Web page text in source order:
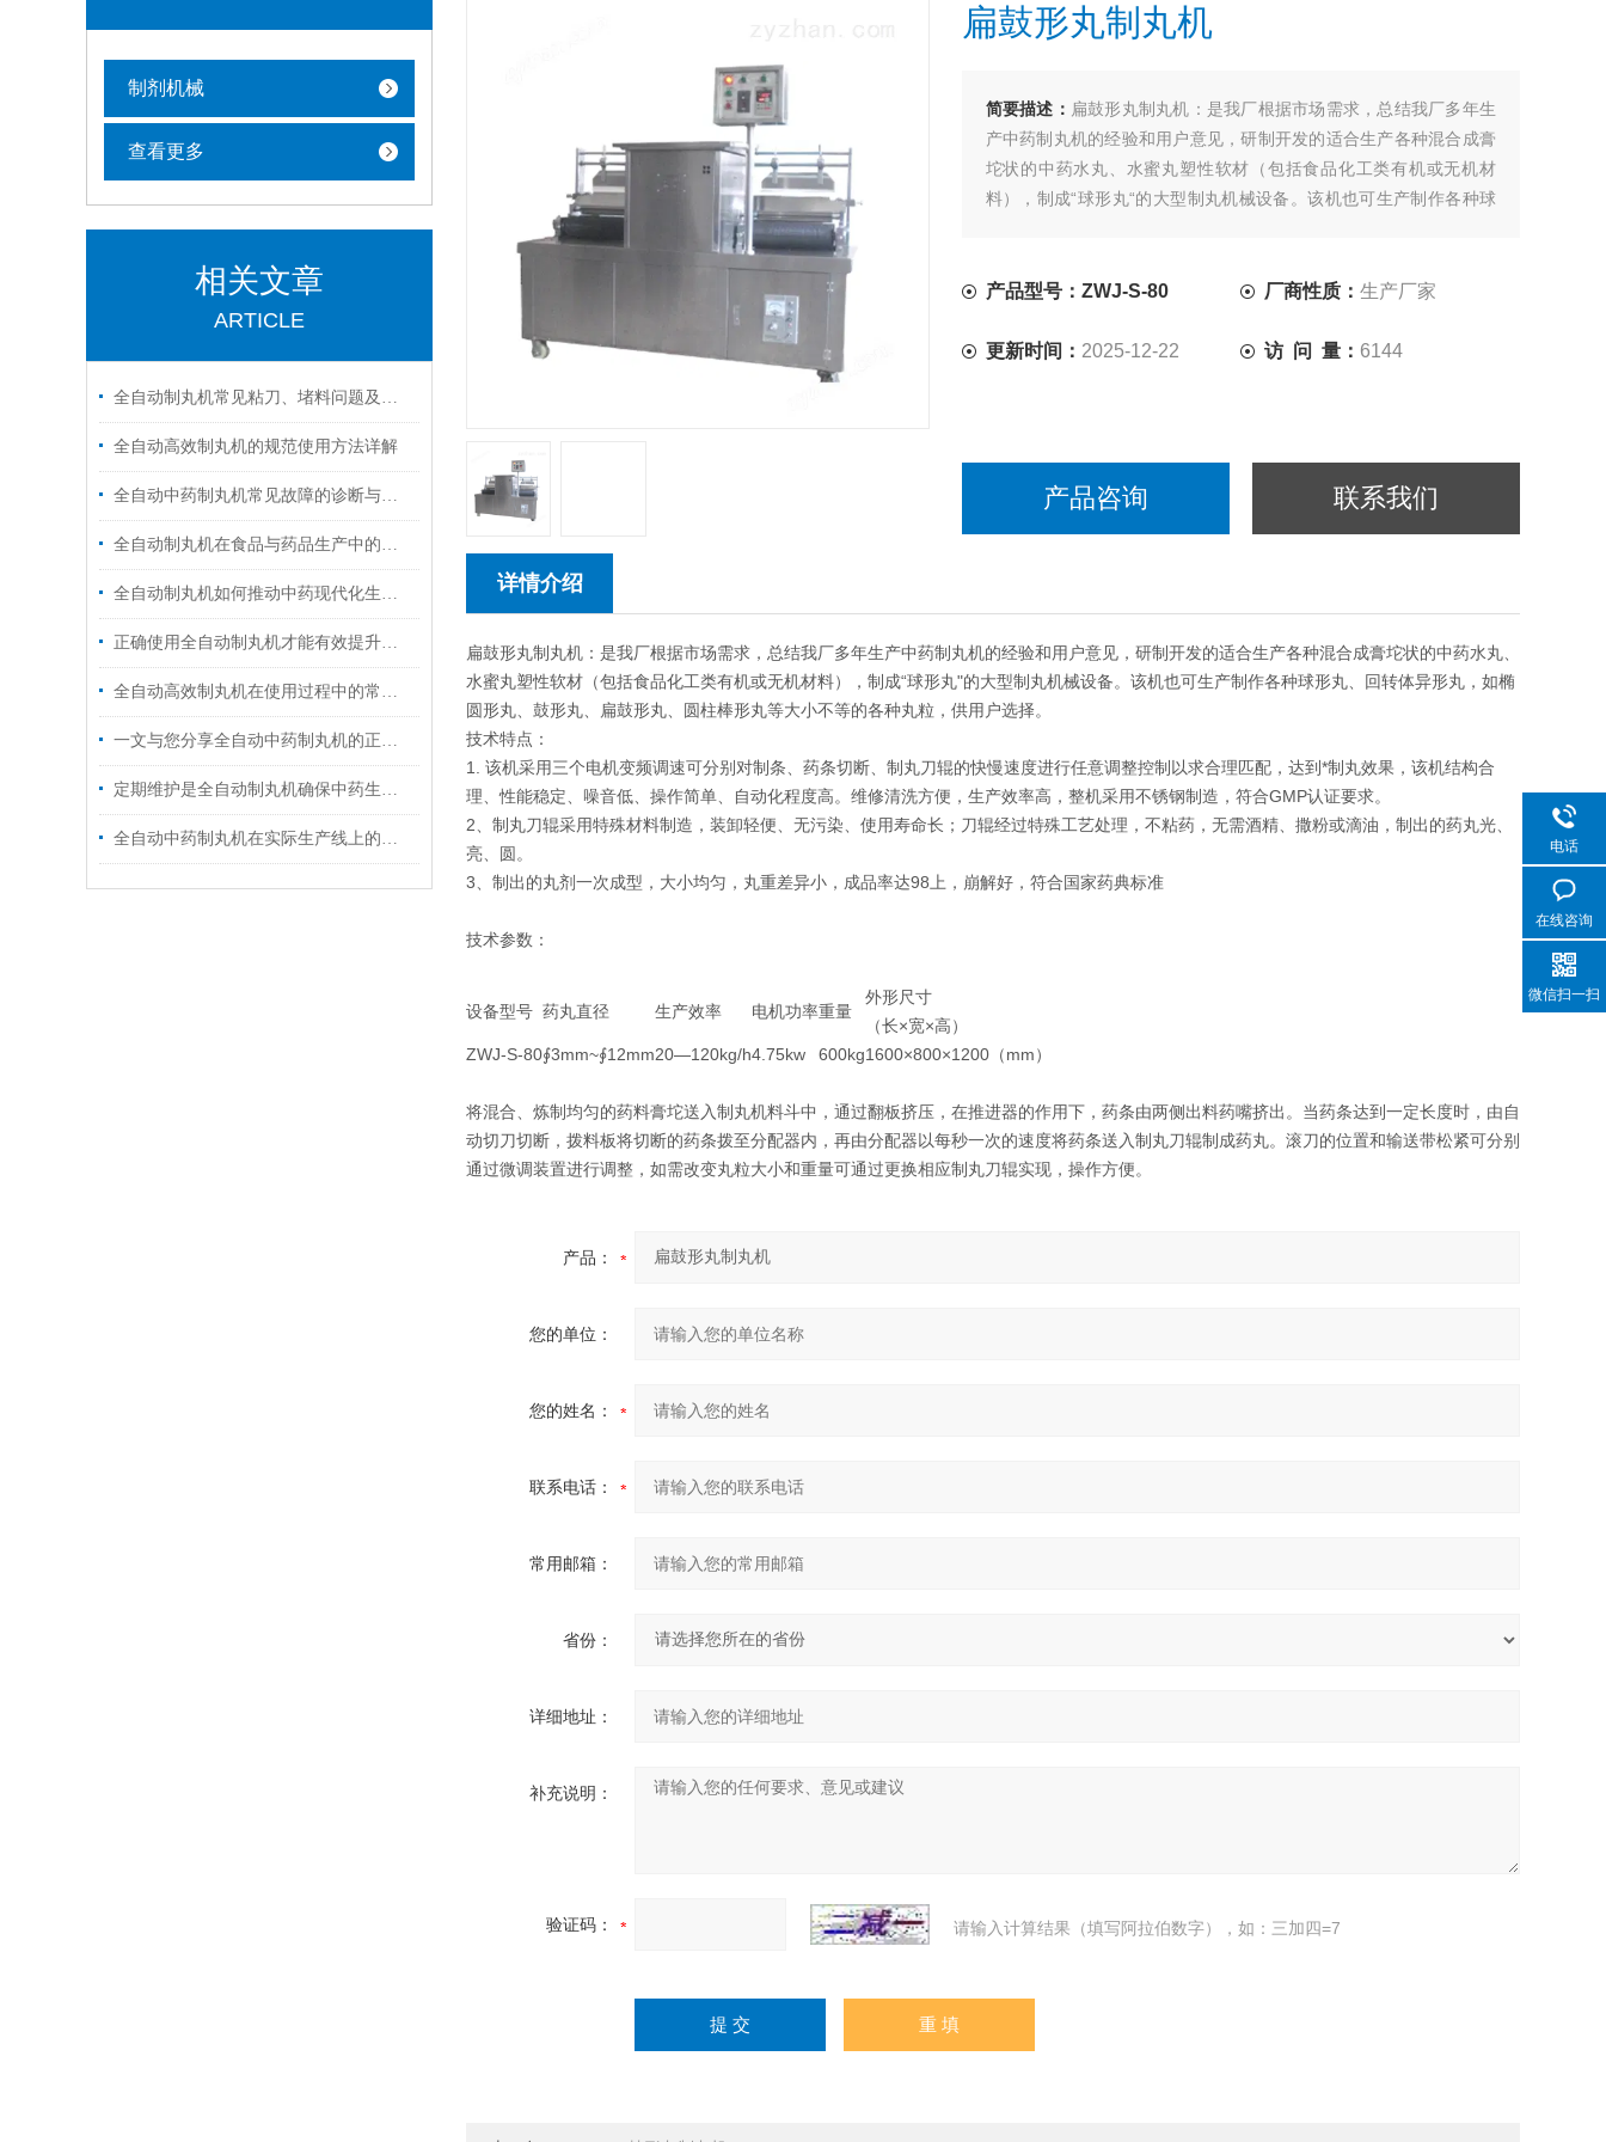
制剂机械
查看更多
相关文章
ARTICLE
全自动制丸机常见粘刀、堵料问题及快速解决方案
全自动高效制丸机的规范使用方法详解
全自动中药制丸机常见故障的诊断与解决方法分享
全自动制丸机在食品与药品生产中的跨界应用
全自动制丸机如何推动中药现代化生产？
正确使用全自动制丸机才能有效提升药品生产的质量
全自动高效制丸机在使用过程中的常见问题相应解决方法分享
一文与您分享全自动中药制丸机的正确使用步骤
定期维护是全自动制丸机确保中药生产质量的关键
全自动中药制丸机在实际生产线上的表现
扁鼓形丸制丸机
简要描述： 扁鼓形丸制丸机：是我厂根据市场需求，总结我厂多年生
产中药制丸机的经验和用户意见，研制开发的适合生产各种混合成膏
坨状的中药水丸、水蜜丸塑性软材（包括食品化工类有机或无机材
料），制成“球形丸“的大型制丸机械设备。该机也可生产制作各种球
产品型号：ZWJ-S-80 厂商性质：生产厂家
更新时间： 2025-12-22 访 问 量： 6144
产品咨询 联系我们
详情介绍
扁鼓形丸制丸机：是我厂根据市场需求，总结我厂多年生产中药制丸机的经验和用户意见，研制开发的适合生产各种混合成膏坨状的中药水丸、
水蜜丸塑性软材（包括食品化工类有机或无机材料），制成“球形丸"的大型制丸机械设备。该机也可生产制作各种球形丸、回转体异形丸，如椭
圆形丸、鼓形丸、扁鼓形丸、圆柱棒形丸等大小不等的各种丸粒，供用户选择。
技术特点：
1. 该机采用三个电机变频调速可分别对制条、药条切断、制丸刀辊的快慢速度进行任意调整控制以求合理匹配，达到*制丸效果，该机结构合
理、性能稳定、噪音低、操作简单、自动化程度高。维修清洗方便，生产效率高，整机采用不锈钢制造，符合GMP认证要求。
2、制丸刀辊采用特殊材料制造，装卸轻便、无污染、使用寿命长；刀辊经过特殊工艺处理，不粘药，无需酒精、撒粉或滴油，制出的药丸光、
亮、圆。
3、制出的丸剂一次成型，大小均匀，丸重差异小，成品率达98上，崩解好，符合国家药典标准
技术参数：
设备型号 药丸直径 生产效率 电机功率重量
外形尺寸
（长×宽×高）
ZWJ-S-80∮3mm~∮12mm20—120kg/h4.75kw 600kg1600×800×1200（mm）
将混合、炼制均匀的药料膏坨送入制丸机料斗中，通过翻板挤压，在推进器的作用下，药条由两侧出料药嘴挤出。当药条达到一定长度时，由自
动切刀切断，拨料板将切断的药条拨至分配器内，再由分配器以每秒一次的速度将药条送入制丸刀辊制成药丸。滚刀的位置和输送带松紧可分别
通过微调装置进行调整，如需改变丸粒大小和重量可通过更换相应制丸刀辊实现，操作方便。
产品：
您的单位：
您的姓名：
联系电话：
常用邮箱：
省份：
详细地址：
补充说明：
验证码： 请输入计算结果（填写阿拉伯数字），如：三加四=7
电话
在线咨询
微信扫一扫